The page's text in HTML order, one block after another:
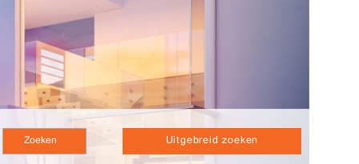
Uitgebreid zoeken